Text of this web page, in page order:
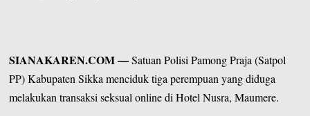
SIANAKAREN.COM—Satuan Polisi Pamong Praja (Satpol
PP)Kabupaten Sikkamenciduk tiga perempuan yang diduga
melakukan transaksi seksual online di Hotel Nusra, Maumere.